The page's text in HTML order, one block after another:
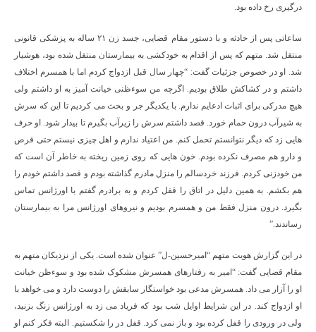
درگیری رخ داده بود.
ساعاتی پس از حادثه و با دستور مقام قضایی، جسد زن ۲۱ ساله به پزشکی قانونی
منتقل شد. متهم که پس از اقدام به خودکشی به بیمارستان منتقل شده بود، هوشیار
شد. او در خصوص جزئیات گفت: “چهار سال قبل ازدواج کردم اما با همسرم اختلاف
داشتم و در کشاکش طلاق بودیم. اگرچه من سوءظنی خیانت آمیز به او داشتم ولی
هیچ مدرکی برای اثبات ادعایم ندارم. با یکدیگر جر و بحث می کردیم تا این که سرش
به شیرآب درون حمام خورد. قصد داشتم سرش را زیرآب بگیرم تا بیدار شود. او حرف
هایی زد که دیگر نتوانستم تحمل کنم. من اعتیاد ندارم و اهل چیزی نیستم حتی قرص
و دارو هم مصرف نکرده بودم. خون هایی که روی زمین ریخته به خاطر آن است که
من خودزنی کردم. فرزند خردسالم را منزل مادرم گذاشته بودم و قصد داشتم خودم را
هم بکشم. به همین دلیل در اتاق را قفل کردم و به برادرم گفتم با اورژانس تماس
بگیرد. درون منزل فقط من و همسرم بودیم و نیروهای اورژانس مرا به بیمارستان
رساندند.”
در این گزارش هویت متهم “امیرحسین-ل” عنوان شده است. یکی از نزدیکان متهم به
مقام قضایی گفت: “امیر به رفتارهای همسرش مشکوک شده بود و سوءظن خیانت
او را آزار می داد. همسرش مدعی بود خواستگار سابقش را دوست دارد و می خواهد با
او ازدواج کند. در این شرایط اوایل شب بود که فریاد می زد به اورژانس زنگ بزنید،
ولی در ورودی را قفل کرده بود و باز نمی کرد. قفل در را شکستیم. البته فکر کنم او